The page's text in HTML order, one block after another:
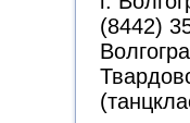
(8442)